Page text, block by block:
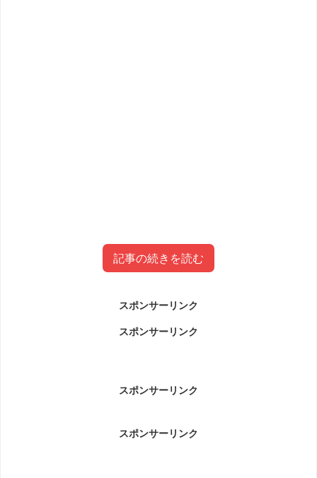
記事の続きを読む
西村武雅容疑者事件についてです。
三重県玉城町で、スーパーで万引きしたうえ呼び止
スポンサーリンク
スポンサーリンク
スポンサーリンク
スポンサーリンク